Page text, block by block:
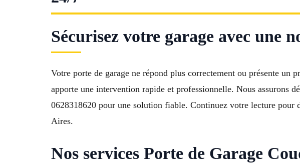
Sécurisez votre garage avec une
Votre porte de garage ne répond plus correctement ou présente un
apporte une intervention rapide et professionnelle. Nous assurons
0628318620 pour une solution fiable. Continuez votre lecture
Aires.
Nos services Porte de Garage